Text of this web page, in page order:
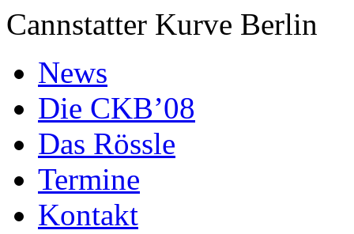
Cannstatter Kurve Berlin
News
Die CKB’08
Das Rössle
Termine
Kontakt